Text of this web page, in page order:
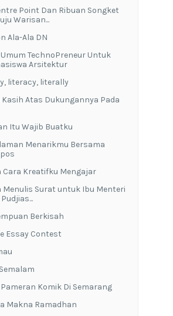
Point Dan Ribuan Songket
Warisan...
Ala-Ala DN
TechnoPreneur Untuk
Arsitektur
literacy, literally
Kasih Atas Dukungannya Pada
Itu Wajib Buatku
Menarikmu Bersama
Cara Kreatifku Mengajar
Menulis Surat untuk Ibu Menteri
Berkisah
Essay Contest
Pameran Komik Di Semarang
Makna Ramadhan